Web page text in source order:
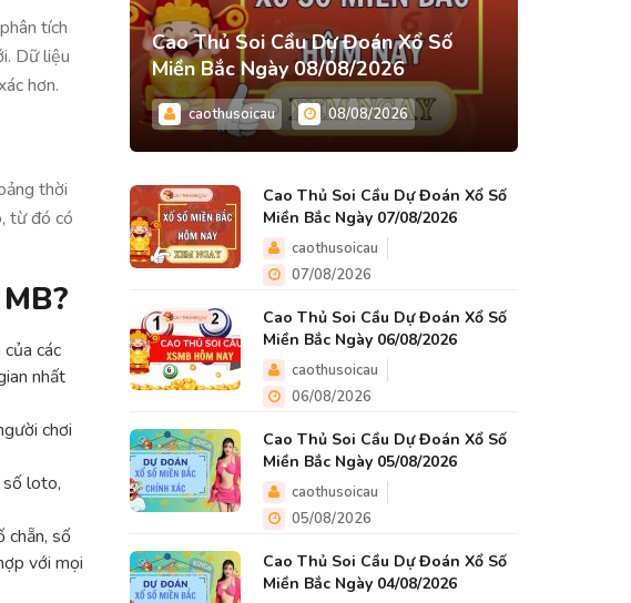
tích
Dữ liệu
hơn.
thời
từ đó có
các
nhất
chơi
số loto,
chẵn, số
với mọi
Cao Thủ Soi Cầu Dự Đoán Xổ Số
Miền Bắc Ngày 08/08/2026
caothusoicau 08/08/2026
Cao Thủ Soi Cầu Dự Đoán Xổ Số
Miền Bắc Ngày 07/08/2026
caothusoicau
07/08/2026
Cao Thủ Soi Cầu Dự Đoán Xổ Số
Miền Bắc Ngày 06/08/2026
caothusoicau
06/08/2026
Cao Thủ Soi Cầu Dự Đoán Xổ Số
Miền Bắc Ngày 05/08/2026
caothusoicau
05/08/2026
Cao Thủ Soi Cầu Dự Đoán Xổ Số
Miền Bắc Ngày 04/08/2026